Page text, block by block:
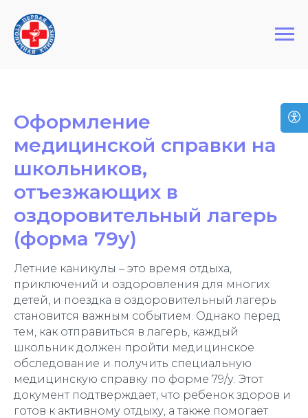
Первая Столичная Клиника
Оформление
медицинской справки на
школьников,
отъезжающих в
оздоровительный лагерь
(форма 79у)
Летние каникулы – это время отдыха,
приключений и оздоровления для многих
детей, и поездка в оздоровительный лагерь
становится важным событием. Однако перед
тем, как отправиться в лагерь, каждый
школьник должен пройти медицинское
обследование и получить специальную
медицинскую справку по форме 79/у. Этот
документ подтверждает, что ребенок здоров и
готов к активному отдыху, а также помогает